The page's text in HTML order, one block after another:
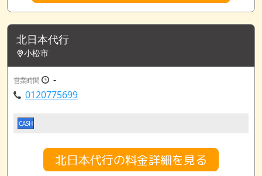
北日本代行
小松市
営業時間
-
0120775699
CASH
北日本代行の料金詳細を見る